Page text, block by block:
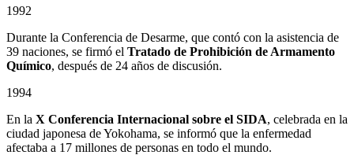
1992
Durante la Conferencia de Desarme, que contó con la asistencia de
39 naciones, se firmó el Tratado de Prohibición de Armamento
Químico, después de 24 años de discusión.
1994
En la X Conferencia Internacional sobre el SIDA, celebrada en la
ciudad japonesa de Yokohama, se informó que la enfermedad
afectaba a 17 millones de personas en todo el mundo.